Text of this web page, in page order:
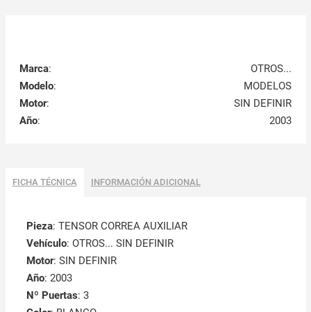
Marca:
OTROS...
Modelo:
MODELOS
Motor:
SIN DEFINIR
Año: 2003
FICHA TÉCNICA INFORMACIÓN ADICIONAL
Pieza: TENSOR CORREA AUXILIAR
Vehículo: OTROS... SIN DEFINIR
Motor: SIN DEFINIR
Año: 2003
Nº Puertas: 3